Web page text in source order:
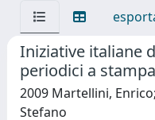
Iniziative italiane
periodici a stampa
2009 Martellini,
Stefano